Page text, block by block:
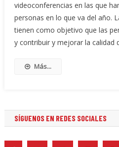
videoconferencias en las que
personas en lo que va del año.
tienen como objetivo que las
y contribuir y mejorar la calidad
Más...
SÍGUENOS EN REDES SOCIALES